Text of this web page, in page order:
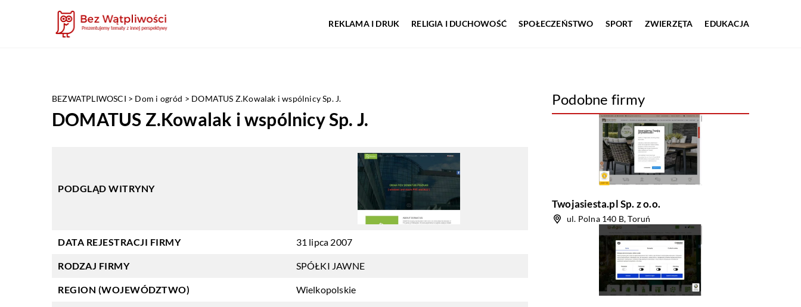
REKLAMA I DRUK RELIGIA I DUCHOWOŚĆ SPOŁECZEŃSTWO SPORT ZWIERZĘTA EDUKACJA
BEZWATPLIWOSCI > Dom i ogród > DOMATUS Z.Kowalak i wspólnicy Sp. J.
DOMATUS Z.Kowalak i wspólnicy Sp. J.
PODGLĄD WITRYNY
DATA REJESTRACJI FIRMY 31 lipca 2007
RODZAJ FIRMY SPÓŁKI JAWNE
REGION (WOJEWÓDZTWO) Wielkopolskie
Podobne firmy
Twojasiesta.pl Sp. z o.o.
ul. Polna 140 B, Toruń